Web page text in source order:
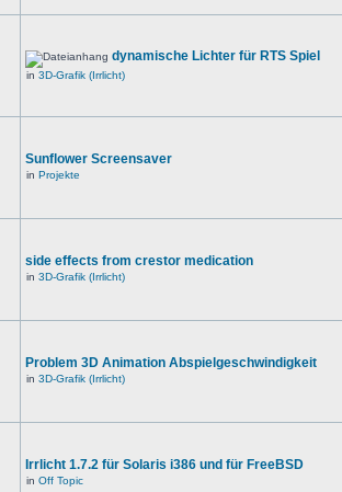
dynamische Lichter für RTS Spiel
in 3D-Grafik (Irrlicht)
Sunflower Screensaver
in Projekte
side effects from crestor medication
in 3D-Grafik (Irrlicht)
Problem 3D Animation Abspielgeschwindigkeit
in 3D-Grafik (Irrlicht)
Irrlicht 1.7.2 für Solaris i386 und für FreeBSD
in Off Topic